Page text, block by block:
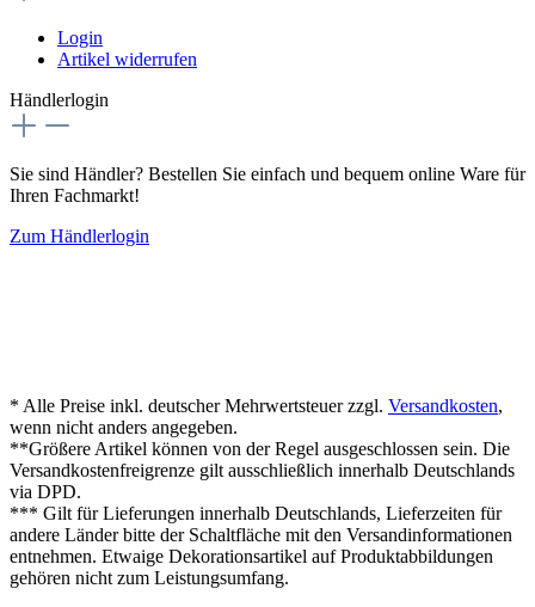
Login
Artikel widerrufen
Händlerlogin
Sie sind Händler? Bestellen Sie einfach und bequem online Ware für
Ihren Fachmarkt!
Zum Händlerlogin
* Alle Preise inkl. deutscher Mehrwertsteuer zzgl. Versandkosten,
wenn nicht anders angegeben.
**Größere Artikel können von der Regel ausgeschlossen sein. Die
Versandkostenfreigrenze gilt ausschließlich innerhalb Deutschlands
via DPD.
*** Gilt für Lieferungen innerhalb Deutschlands, Lieferzeiten für
andere Länder bitte der Schaltfläche mit den Versandinformationen
entnehmen. Etwaige Dekorationsartikel auf Produktabbildungen
gehören nicht zum Leistungsumfang.